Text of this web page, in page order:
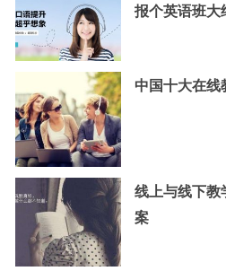
报个英语班大
中国十大在线
线上与线下教
案